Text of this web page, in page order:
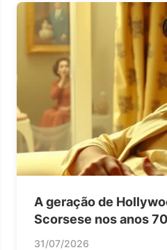
A geração de
Scorsese nos anos 70
31/07/2026